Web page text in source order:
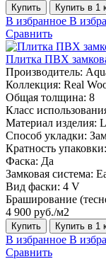
Купить Купить в 1
В избранное В
Сравнить
Плитка ПВХ
Производитель:
Коллекция: Real
Общая толщина: 8
Класс
Материал изделия:
Способ укладки:
Кратность упаковки:
Фаска: Да
Замковая система:
Вид фаски: 4 V
Браширование
4 900 руб./м2
Купить Купить в 1
В избранное В
Сравнить